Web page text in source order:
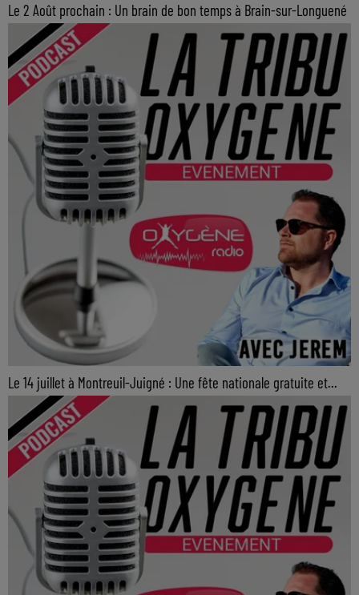
Le 2 Août prochain : Un brain de bon temps à Brain-sur-Longuené
Le 14 juillet à Montreuil-Juigné : Une fête nationale gratuite et...